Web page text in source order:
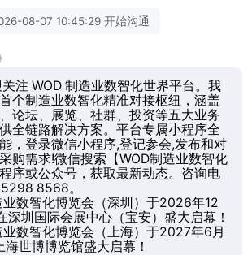
08-07 10:45:29 开始沟通
注 WOD 制造业数智化世界平台。我
个制造业数智化精准对接枢纽，涵盖
论坛、展览、社群、投资等五大业务
全链路解决方案。平台专属小程序全
，登录微信小程序,登记参会,发布和对
购需求!微信搜索【WOD制造业数智化
序或公众号，获取最新动态。咨询电
8568。
业数智化博览会（深圳）于2026年12
深圳国际会展中心（宝安）盛大启幕！
业数智化博览会（上海）于2027年6月
海世博博览馆盛大启幕！